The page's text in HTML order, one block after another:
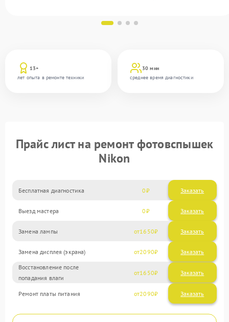
13+
лет опыта в ремонте техники
30 мин
среднее время диагностики
Прайс лист на ремонт фотовспышек
Nikon
Бесплатная диагностика 0 Заказать
Выезд мастера 0 Заказать
Замена лампы 1650
Замена дисплея (экрана) 2090
Восстановление после
попадания влаги
1650
Ремонт платы питания 2090